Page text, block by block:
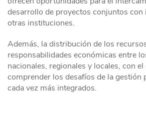
desarrollo de proyectos conjuntos con
otras instituciones.
Además, la distribución de los
responsabilidades económicas entre
nacionales, regionales y locales, con
comprender los desafíos de la gestión
cada vez más integrados.